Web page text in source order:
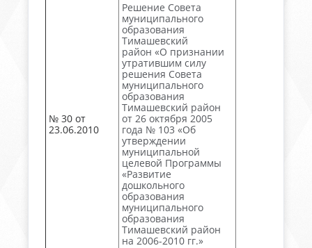
№ 30 от
23.06.2010
Решение Совета
муниципального
образования
Тимашевский
район «О признании
утратившим силу
решения Совета
муниципального
образования
Тимашевский район
от 26 октября 2005
года № 103 «Об
утверждении
муниципальной
целевой Программы
«Развитие
дошкольного
образования
муниципального
образования
Тимашевский район
на 2006-2010 гг.»